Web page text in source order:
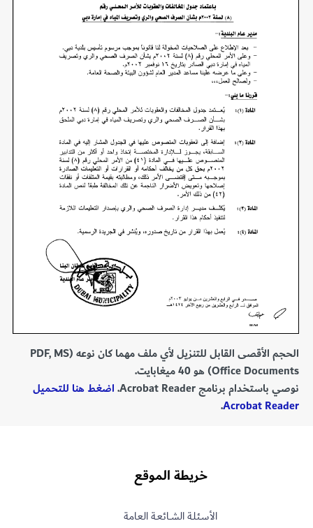
الحجم الأقصى القابل للتنزيل لأي ملف مهما كان نوعه (PDF, MS
Office Documents) هو 40 ميغابايت.
نوصي باستخدام برنامج Acrobat Reader.
اضغط هنا للتحميل
Acrobat Reader
.
خريطة الموقع
الأسـئلـة الشــائعـة العامة